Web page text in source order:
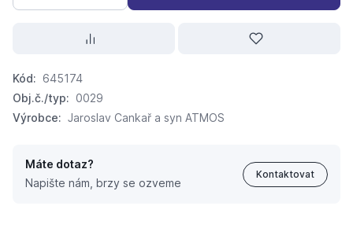
Kód: 645174
Obj.č./typ: 0029
Výrobce: Jaroslav Cankař a syn ATMOS
Máte dotaz?
Napište nám, brzy se ozveme
Kontaktovat